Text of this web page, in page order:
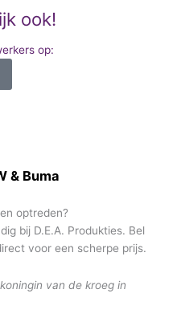
& Buma
optreden?
bij D.E.A. Produkties. Bel
voor een scherpe prijs.
van de kroeg in
ook!
op: